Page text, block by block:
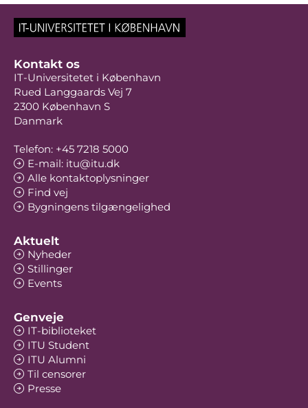
Kontakt os
IT-Universitetet i København
Rued Langgaards Vej 7
2300 København S
Danmark
Telefon: +45 7218 5000
E-mail: itu@itu.dk
Alle kontaktoplysninger
Find vej
Bygningens tilgængelighed
Aktuelt
Nyheder
Stillinger
Events
Genveje
IT-biblioteket
ITU Student
ITU Alumni
Til censorer
Presse